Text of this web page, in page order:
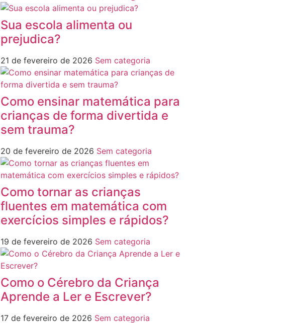
Sua escola alimenta ou
prejudica?
21 de fevereiro de 2026 Sem categoria
Como ensinar matemática para
crianças de forma divertida e
sem trauma?
20 de fevereiro de 2026 Sem categoria
Como tornar as crianças
fluentes em matemática com
exercícios simples e rápidos?
19 de fevereiro de 2026 Sem categoria
Como o Cérebro da Criança
Aprende a Ler e Escrever?
17 de fevereiro de 2026 Sem categoria